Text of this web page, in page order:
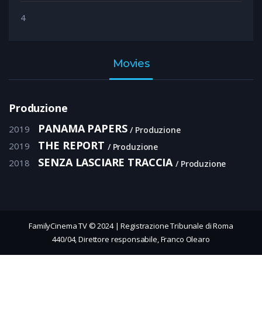
4
Movies
Produzione
2019 PANAMA PAPERS Produzione
2019 THE REPORT Produzione
2018 SENZA LASCIARE TRACCIA Produzione
FamilyCinema TV © 2024 | Registrazione Tribunale di Roma
440/04, Direttore responsabile, Franco Olearo